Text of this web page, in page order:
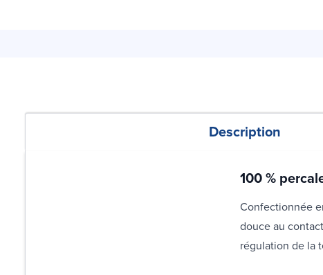
Description
100 %
Confectionnée
douce au
régulation de la